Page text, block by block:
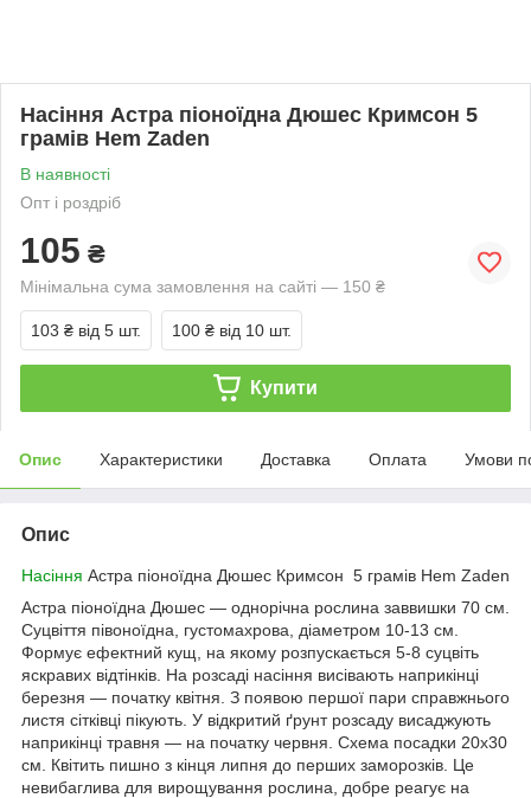
Насіння Астра піоноїдна Дюшес Кримсон 5
грамів Hem Zaden
В наявності
Опт і роздріб
105 ₴
Мінімальна сума замовлення на сайті — 150 ₴
103 ₴ від 5 шт. 100 ₴ від 10 шт.
Купити
Опис Характеристики Доставка Оплата Умови
Опис
Насіння Астра піоноїдна Дюшес Кримсон 5 грамів Hem Zaden
Астра піоноїдна Дюшес — однорічна рослина заввишки 70 см.
Суцвіття півоноїдна, густомахрова, діаметром 10-13 см.
Формує ефектний кущ, на якому розпускається 5-8 суцвіть
яскравих відтінків. На розсаді насіння висівають наприкінці
березня — початку квітня. З появою першої пари справжнього
листя сітківці пікують. У відкритий ґрунт розсаду висаджують
наприкінці травня — на початку червня. Схема посадки 20x30
см. Квітить пишно з кінця липня до перших заморозків. Це
невибаглива для вирощування рослина, добре реагує на